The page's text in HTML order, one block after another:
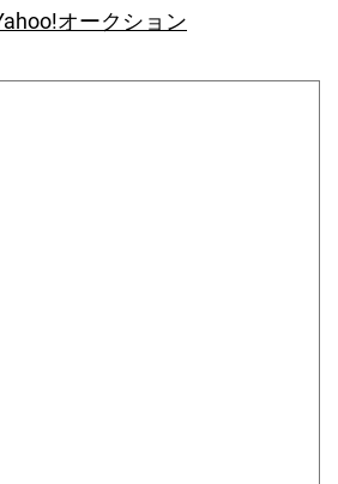
オークション